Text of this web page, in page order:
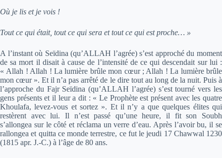
Où je lis et je vois !
Tout ce qui était, tout ce qui sera et tout ce qui est proche… »
A l’instant où Seïdina (qu’ALLAH l’agrée) s’est approché du moment
de sa mort il disait à cause de l’intensité de ce qui descendait sur lui :
« Allah ! Allah ! La lumière brûle mon cœur ; Allah ! La lumière brûle
mon cœur ». Et il n’a pas arrêté de le dire tout au long de la nuit. Puis à
l’approche du Fajr Seïdina (qu’ALLAH l’agrée) s’est tourné vers les
gens présents et il leur a dit : « Le Prophète est présent avec les quatre
Khoulafa, levez-vous et sortez ». Et il n’y a que quelques élites qui
restèrent avec lui. Il n’est passé qu’une heure, il fit son Soubh
s’allongea sur le côté et réclama un verre d’eau. Après l’avoir bu, il se
rallongea et quitta ce monde terrestre, ce fut le jeudi 17 Chawwal 1230
(1815 apr. J.-C.) à l’âge de 80 ans.